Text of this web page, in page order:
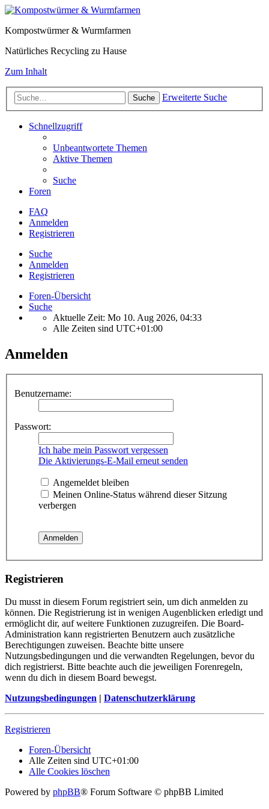
Kompostwürmer & Wurmfarmen
Natürliches Recycling zu Hause
Zum Inhalt
Suche Erweiterte Suche
Schnellzugriff
Unbeantwortete Themen
Aktive Themen
Suche
Foren
FAQ
Anmelden
Registrieren
Suche
Anmelden
Registrieren
Foren-Übersicht
Suche
Aktuelle Zeit: Mo 10. Aug 2026, 04:33
Alle Zeiten sind UTC+01:00
Anmelden
Benutzername:
Passwort:
Ich habe mein Passwort vergessen
Die Aktivierungs-E-Mail erneut senden
Angemeldet bleiben
Meinen Online-Status während dieser Sitzung
verbergen
Registrieren
Du musst in diesem Forum registriert sein, um dich anmelden zu
können. Die Registrierung ist in wenigen Augenblicken erledigt und
ermöglicht dir, auf weitere Funktionen zuzugreifen. Die Board-
Administration kann registrierten Benutzern auch zusätzliche
Berechtigungen zuweisen. Beachte bitte unsere
Nutzungsbedingungen und die verwandten Regelungen, bevor du
dich registrierst. Bitte beachte auch die jeweiligen Forenregeln,
wenn du dich in diesem Board bewegst.
Nutzungsbedingungen | Datenschutzerklärung
Registrieren
Foren-Übersicht
Alle Zeiten sind UTC+01:00
Alle Cookies löschen
Powered by phpBB® Forum Software © phpBB Limited